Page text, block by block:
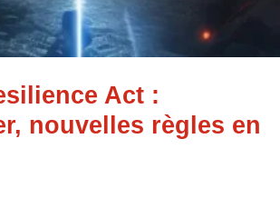
Act :
nouvelles règles en